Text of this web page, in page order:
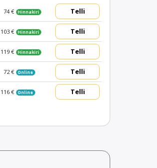
74 € Hinnakiri Telli
103 € Hinnakiri Telli
119 € Hinnakiri Telli
72 € Online Telli
116 € Online Telli